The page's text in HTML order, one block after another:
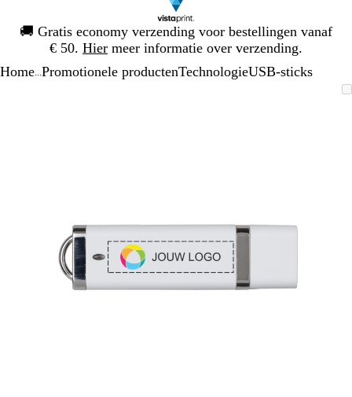
🚚 Gratis economy verzending voor bestellingen vanaf
€ 50. Hier meer informatie over verzending.
1
Home Promotionele productenTechnologieUSB-sticks
te
zwenken